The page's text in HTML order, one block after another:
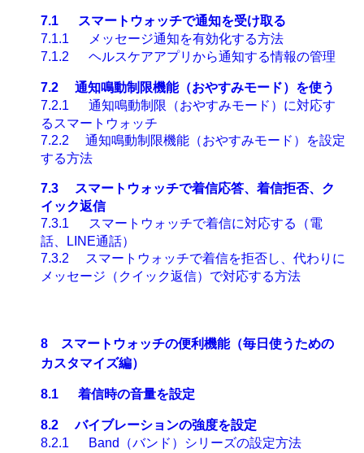
7.1
スマートウォッチで通知を受け取る
7.1.1
メッセージ通知を有効化する方法
7.1.2
ヘルスケアアプリから通知する情報の管理
7.2
通知鳴動制限機能（おやすみモード）を使う
7.2.1
通知鳴動制限（おやすみモード）に対応す
るスマートウォッチ
7.2.2
通知鳴動制限機能 （おやすみモード） を設定
する方法
7.3
スマートウォッチで着信応答、着信拒否、ク
イック返信
7.3.1
スマートウォッチで着信に対応する（電
話、
LINE通話）
7.3.2
スマートウォッチで着信を拒否し、代わりに
メッセージ（クイック返信）で対応する方法
8
スマートウォッチの便利機能（毎日使うための
カスタマイズ編）
8.1 着信時の音量を設定
8.2
バイブレーションの強度を設定
8.2.1
Band
（バンド）シリーズの設定方法